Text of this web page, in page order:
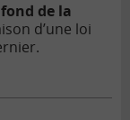
de la
d’une loi